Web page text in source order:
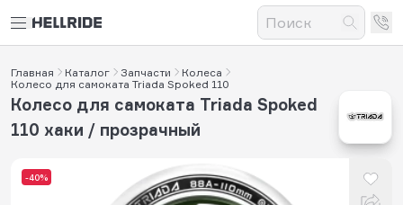
Главная Каталог Запчасти
Колеса
Колесо для самоката Triada Spoked 110
-40%
Колесо для самоката Triada Spoked
110 хаки / прозрачный